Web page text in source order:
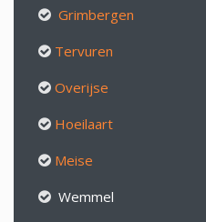
Grimbergen
Tervuren
Overijse
Hoeilaart
Meise
Wemmel